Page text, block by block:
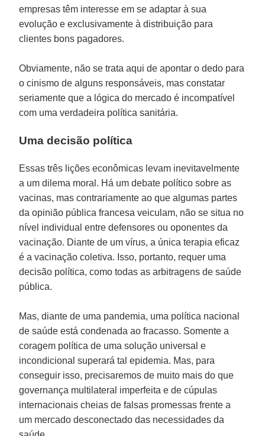
empresas têm interesse em se adaptar à sua
evolução e exclusivamente à distribuição para
clientes bons pagadores.
Obviamente, não se trata aqui de apontar o dedo para
o cinismo de alguns responsáveis, mas constatar
seriamente que a lógica do mercado é incompatível
com uma verdadeira política sanitária.
Uma decisão política
Essas três lições econômicas levam inevitavelmente
a um dilema moral. Há um debate político sobre as
vacinas, mas contrariamente ao que algumas partes
da opinião pública francesa veiculam, não se situa no
nível individual entre defensores ou oponentes da
vacinação. Diante de um vírus, a única terapia eficaz
é a vacinação coletiva. Isso, portanto, requer uma
decisão política, como todas as arbitragens de saúde
pública.
Mas, diante de uma pandemia, uma política nacional
de saúde está condenada ao fracasso. Somente a
coragem política de uma solução universal e
incondicional superará tal epidemia. Mas, para
conseguir isso, precisaremos de muito mais do que
governança multilateral imperfeita e de cúpulas
internacionais cheias de falsas promessas frente a
um mercado desconectado das necessidades da